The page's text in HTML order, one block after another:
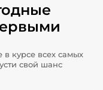
курсе всех самых
свой шанс